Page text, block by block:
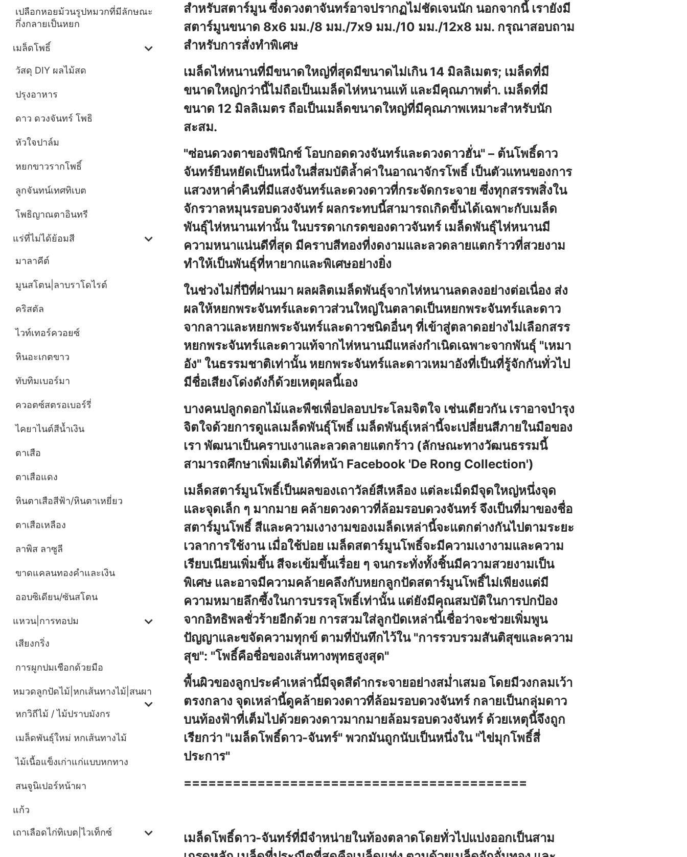
เปลือกหอยม้วนรูปหมวกที่มีลักษณะ
กึ่งกลายเป็นหยก
เมล็ดโพธิ์
วัสดุ DIY ผลไม้สด
ปรุงอาหาร
ดาว ดวงจันทร์ โพธิ
หัวใจปาล์ม
หยกขาวรากโพธิ์
ลูกจันทน์เทศทิเบต
โพธิญาณตาอินทรี
แร่ที่ไม่ได้ย้อมสี
มาลาคีต์
มูนสโตน|ลาบราโดไรต์
คริสตัล
ไวท์เทอร์ควอยซ์
หินอะเกตขาว
ทับทิมเบอร์มา
ควอตซ์สตรอเบอร์รี่
ไคยาไนต์สีน้ำเงิน
ตาเสือ
ตาเสือแดง
หินตาเสือสีฟ้า/หินตาเหยี่ยว
ตาเสือเหลือง
ลาพิส ลาซูลี
ขาดแคลนทองคำและเงิน
ออบซิเดียน/ซันสโตน
แหวน|การทอปม
เสียงกริ่ง
การผูกปมเชือกด้วยมือ
หมวดลูกปัดไม้|หกเส้นทางไม้|สนผา
หกวิถีไม้ / ไม้ปราบมังกร
เมล็ดพันธุ์ใหม่ หกเส้นทางไม้
ไม้เนื้อแข็งเก่าแก่แบบหกทาง
สนจูนิเปอร์หน้าผา
แก้ว
เถาเลือดไก่ทิเบต|ไวเท็กซ์
สำหรับสตาร์มูน ซึ่งดวงตาจันทร์อาจปรากฏไม่ชัดเจนนัก นอกจากนี้ เรายังมี
สตาร์มูนขนาด 8x6 มม./8 มม./7x9 มม./10 มม./12x8 มม. กรุณาสอบถาม
สำหรับการสั่งทำพิเศษ
เมล็ดไห่หนานที่มีขนาดใหญ่ที่สุดมีขนาดไม่เกิน 14 มิลลิเมตร; เมล็ดที่มี
ขนาดใหญ่กว่านี้ไม่ถือเป็นเมล็ดไห่หนานแท้ และมีคุณภาพต่ำ. เมล็ดที่มี
ขนาด 12 มิลลิเมตร ถือเป็นเมล็ดขนาดใหญ่ที่มีคุณภาพเหมาะสำหรับนัก
สะสม.
"ซ่อนดวงตาของฟีนิกซ์ โอบกอดดวงจันทร์และดวงดาวฮั่น" – ต้นโพธิ์ดาว
จันทร์ยืนหยัดเป็นหนึ่งในสี่สมบัติล้ำค่าในอาณาจักรโพธิ์ เป็นตัวแทนของการ
แสวงหาค่ำคืนที่มีแสงจันทร์และดวงดาวที่กระจัดกระจาย ซึ่งทุกสรรพสิ่งใน
จักรวาลหมุนรอบดวงจันทร์ ผลกระทบนี้สามารถเกิดขึ้นได้เฉพาะกับเมล็ด
พันธุ์ไห่หนานเท่านั้น ในบรรดาเกรดของดาวจันทร์ เมล็ดพันธุ์ไห่หนานมี
ความหนาแน่นดีที่สุด มีคราบสีทองที่งดงามและลวดลายแตกร้าวที่สวยงาม
ทำให้เป็นพันธุ์ที่หายากและพิเศษอย่างยิ่ง
ในช่วงไม่กี่ปีที่ผ่านมา ผลผลิตเมล็ดพันธุ์จากไห่หนานลดลงอย่างต่อเนื่อง ส่ง
ผลให้หยกพระจันทร์และดาวส่วนใหญ่ในตลาดเป็นหยกพระจันทร์และดาว
จากลาวและหยกพระจันทร์และดาวชนิดอื่นๆ ที่เข้าสู่ตลาดอย่างไม่เลือกสรร
หยกพระจันทร์และดาวแท้จากไห่หนานมีแหล่งกำเนิดเฉพาะจากพันธุ์ "เหมา
อัง" ในธรรมชาติเท่านั้น หยกพระจันทร์และดาวเหมาอังที่เป็นที่รู้จักกันทั่วไป
มีชื่อเสียงโด่งดังก็ด้วยเหตุผลนี้เอง
บางคนปลูกดอกไม้และพืชเพื่อปลอบประโลมจิตใจ เช่นเดียวกัน เราอาจบำรุง
จิตใจด้วยการดูแลเมล็ดพันธุ์โพธิ์ เมล็ดพันธุ์เหล่านี้จะเปลี่ยนสีภายในมือของ
เรา พัฒนาเป็นคราบเงาและลวดลายแตกร้าว (ลักษณะทางวัฒนธรรมนี้
สามารถศึกษาเพิ่มเติมได้ที่หน้า Facebook 'De Rong Collection')
เมล็ดสตาร์มูนโพธิ์เป็นผลของเถาวัลย์สีเหลือง แต่ละเม็ดมีจุดใหญ่หนึ่งจุด
และจุดเล็ก ๆ มากมาย คล้ายดวงดาวที่ล้อมรอบดวงจันทร์ จึงเป็นที่มาของชื่อ
สตาร์มูนโพธิ์ สีและความเงางามของเมล็ดเหล่านี้จะแตกต่างกันไปตามระยะ
เวลาการใช้งาน เมื่อใช้บ่อย เมล็ดสตาร์มูนโพธิ์จะมีความเงางามและความ
เรียบเนียนเพิ่มขึ้น สีจะเข้มขึ้นเรื่อย ๆ จนกระทั่งทั้งชิ้นมีความสวยงามเป็น
พิเศษ และอาจมีความคล้ายคลึงกับหยกลูกปัดสตาร์มูนโพธิ์ไม่เพียงแต่มี
ความหมายลึกซึ้งในการบรรลุโพธิ์เท่านั้น แต่ยังมีคุณสมบัติในการปกป้อง
จากอิทธิพลชั่วร้ายอีกด้วย การสวมใส่ลูกปัดเหล่านี้เชื่อว่าจะช่วยเพิ่มพูน
ปัญญาและขจัดความทุกข์ ตามที่บันทึกไว้ใน "การรวบรวมสันติสุขและความ
สุข": "โพธิ์คือชื่อของเส้นทางพุทธสูงสุด"
พื้นผิวของลูกประคำเหล่านี้มีจุดสีดำกระจายอย่างสม่ำเสมอ โดยมีวงกลมเว้า
ตรงกลาง จุดเหล่านี้ดูคล้ายดวงดาวที่ล้อมรอบดวงจันทร์ กลายเป็นกลุ่มดาว
บนท้องฟ้าที่เต็มไปด้วยดวงดาวมากมายล้อมรอบดวงจันทร์ ด้วยเหตุนี้จึงถูก
เรียกว่า "เมล็ดโพธิ์ดาว-จันทร์" พวกมันถูกนับเป็นหนึ่งใน "ไข่มุกโพธิ์สี่
ประการ"
==========================================
เมล็ดโพธิ์ดาว-จันทร์ที่มีจำหน่ายในท้องตลาดโดยทั่วไปแบ่งออกเป็นสาม